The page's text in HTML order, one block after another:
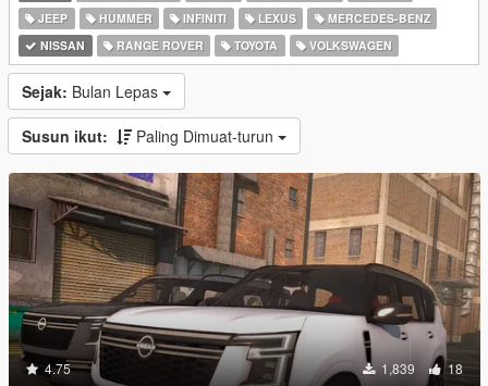
JEEP
HUMMER INFINITI LEXUS
MERCEDES-BENZ
NISSAN
RANGE ROVER TOYOTA VOLKSWAGEN
Sejak: Bulan Lepas
Susun ikut: Paling Dimuat-turun
4.75 1,839 18